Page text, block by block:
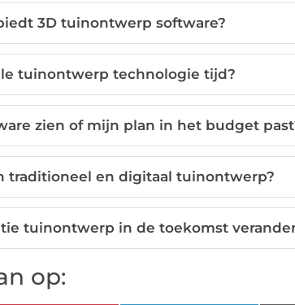
3D tuinontwerp software?
tuinontwerp technologie tijd?
zien of mijn plan in het budget
traditioneel en digitaal tuinontwerp?
tuinontwerp in de toekomst
op: